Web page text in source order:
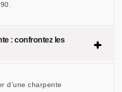
: confrontez les
d’une charpente